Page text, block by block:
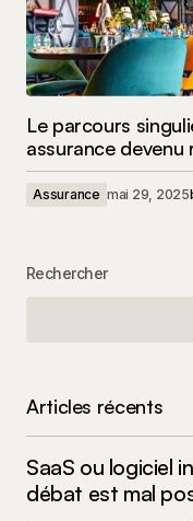
Le parcours
assurance devenu
Assurance mai 29, 2025
Rechercher
Articles récents
SaaS ou logiciel
débat est mal